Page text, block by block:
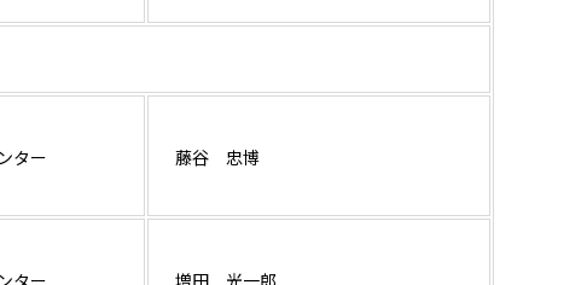
ター 藤谷 忠博